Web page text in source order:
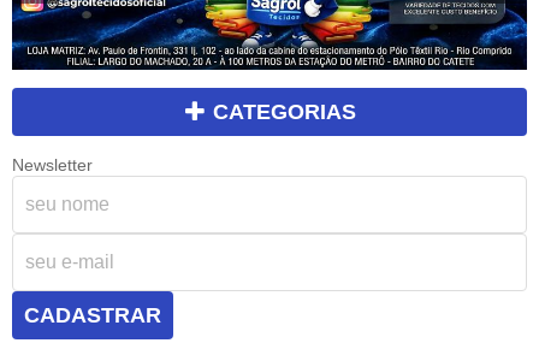
CATEGORIAS
Newsletter
CADASTRAR